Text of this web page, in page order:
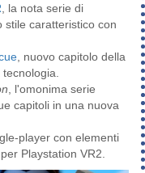
, la nota serie di
stile caratteristico con
, nuovo capitolo della
, l'omonima serie
capitoli in una nuova
player con elementi
Playstation VR2.